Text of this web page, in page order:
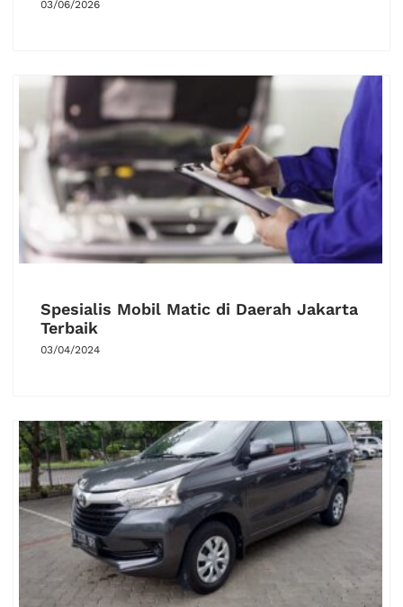
03/06/2026
Spesialis Mobil Matic di Daerah Jakarta
Terbaik
03/04/2024